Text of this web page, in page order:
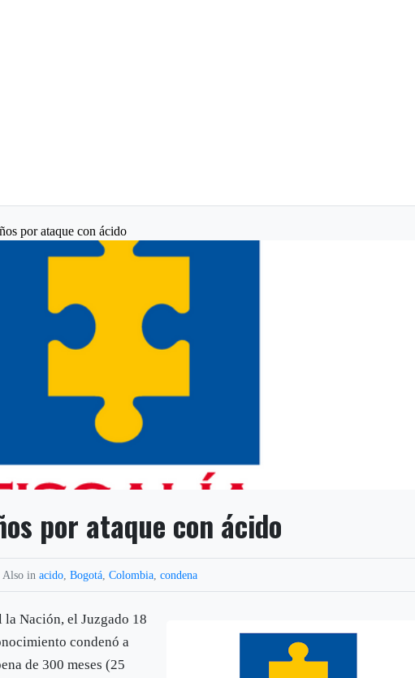
por ataque con ácido
por ataque con ácido
Also inacido ,Bogotá ,Colombia ,condena
Nación, el Juzgado 18
condenó a
de 300 meses (25